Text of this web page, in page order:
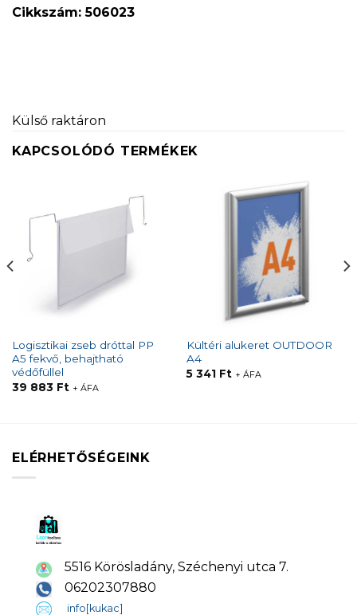
Cikkszám: 506023
Külső raktáron
KAPCSOLÓDÓ TERMÉKEK
Logisztikai zseb dróttal PP
A5 fekvő, behajtható
védőfüllel
39 883 Ft + ÁFA
Kültéri alukeret OUTDOOR
A4
5 341 Ft + ÁFA
ELÉRHETŐSÉGEINK
5516 Körösladány, Széchenyi utca 7.
06202307880
info[kukac]